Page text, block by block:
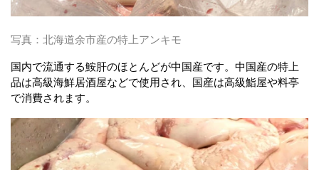
写真：北海道余市産の特上アンキモ
国内で流通する鮟肝のほとんどが中国産です。中国産の特上
品は高級海鮮居酒屋などで使用され、国産は高級鮨屋や料亭
で消費されます。